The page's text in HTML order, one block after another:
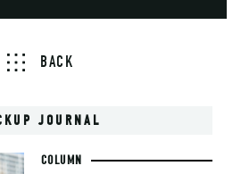
BACK
JOURNAL
COLUMN